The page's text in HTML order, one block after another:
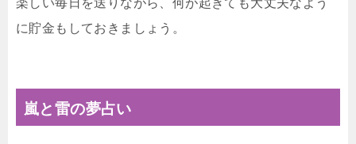
楽しい毎日を送りながら、何が起きても大丈夫なよう
に貯金もしておきましょう。
嵐と雷の夢占い